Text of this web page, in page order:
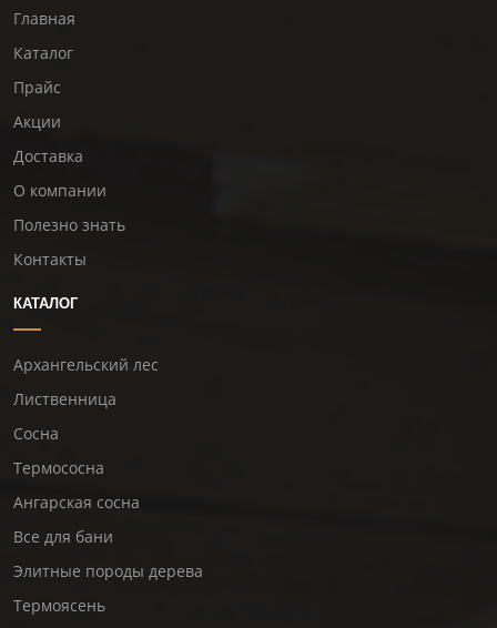
Главная
Каталог
Прайс
Акции
Доставка
О компании
Полезно знать
Контакты
КАТАЛОГ
Архангельский лес
Лиственница
Сосна
Термососна
Ангарская сосна
Все для бани
Элитные породы дерева
Термоясень